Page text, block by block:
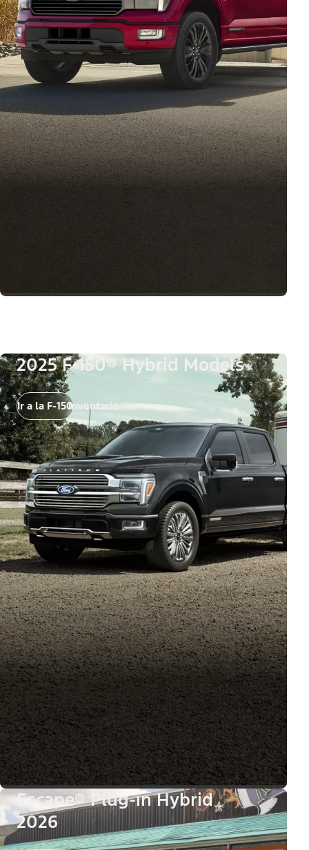
2025 F-150® Hybrid Models
Ir a la F-150Inventario
Escape® Plug-in Hybrid
2026